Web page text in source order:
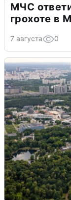
МЧС
грохоте в
7 августа 0